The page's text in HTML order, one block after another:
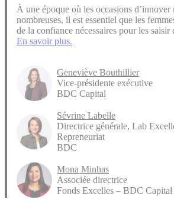
À une époque où les occasions d’innover
nombreuses, il est essentiel que les
de la confiance nécessaires pour les
En savoir plus.
Geneviève Bouthillier
Vice-présidente exécutive
BDC Capital
Sévrine Labelle
Directrice générale, Lab
Repreneuriat
BDC
Mona Minhas
Associée directrice
Fonds Excelles – BDC Capital